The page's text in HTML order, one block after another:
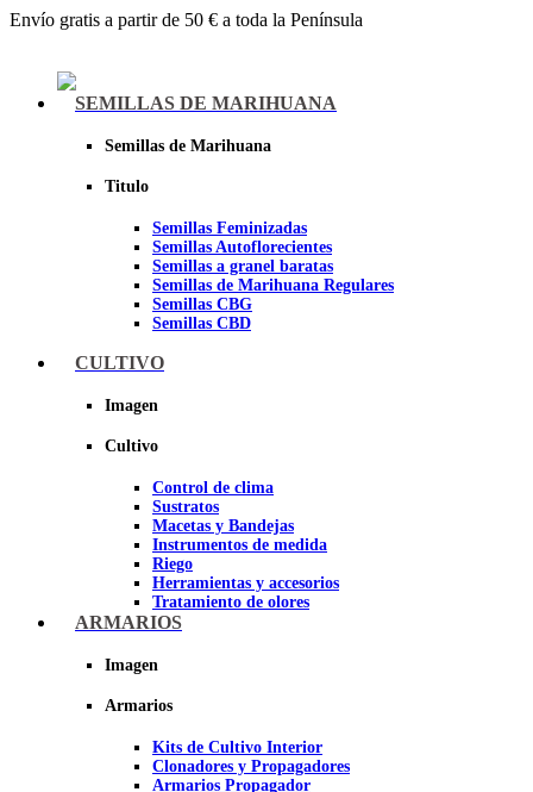
Envío gratis a partir de 50 € a toda la Península
SEMILLAS DE MARIHUANA
Semillas de Marihuana
Titulo
Semillas Feminizadas
Semillas Autoflorecientes
Semillas a granel baratas
Semillas de Marihuana Regulares
Semillas CBG
Semillas CBD
Sheer seeds
CULTIVO
Imagen
Cultivo
Control de clima
Sustratos
Macetas y Bandejas
Instrumentos de medida
Riego
Herramientas y accesorios
Tratamiento de olores
Insecticidas y fungicidas
Papel Reflectante para cultivo de
ARMARIOS
Imagen
Armarios
Kits de Cultivo Interior
Clonadores y Propagadores
Armarios Propagador